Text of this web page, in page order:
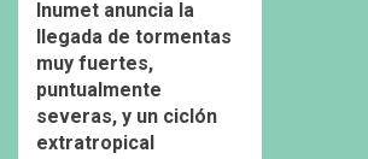
Inumet anuncia la
llegada de tormentas
muy fuertes,
puntualmente
severas, y un ciclón
extratropical